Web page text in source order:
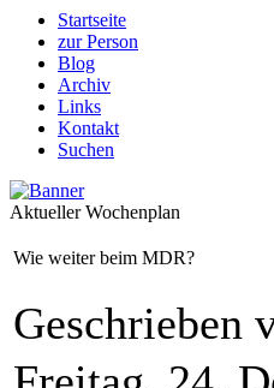
Startseite
zur Person
Blog
Archiv
Links
Kontakt
Suchen
Aktueller Wochenplan
Wie weiter beim MDR?